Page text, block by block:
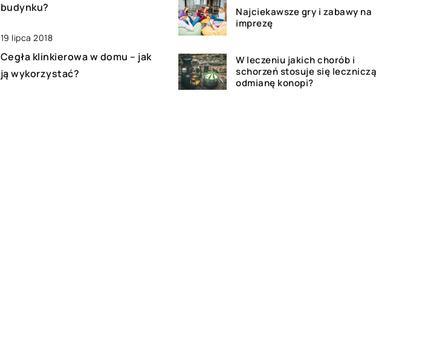
budynku?
19 lipca 2018
Cegła klinkierowa w domu – jak
ją wykorzystać?
Najciekawsze gry i zabawy na
imprezę
W leczeniu jakich chorób i
schorzeń stosuje się leczniczą
odmianę konopi?